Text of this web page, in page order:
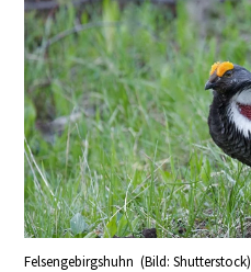
Felsengebirgshuhn (Bild: Shutterstock)